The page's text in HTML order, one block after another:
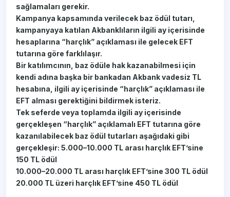
sağlamaları gerekir.
Kampanya kapsamında verilecek baz ödül tutarı,
kampanyaya katılan Akbanklıların ilgili ay içerisinde
hesaplarına “harçlık” açıklaması ile gelecek EFT
tutarına göre farklılaşır.
Bir katılımcının, baz ödüle hak kazanabilmesi için
kendi adına başka bir bankadan Akbank vadesiz TL
hesabına, ilgili ay içerisinde “harçlık” açıklaması ile
EFT alması gerektiğini bildirmek isteriz.
Tek seferde veya toplamda ilgili ay içerisinde
gerçekleşen “harçlık” açıklamalı EFT tutarına göre
kazanılabilecek baz ödül tutarları aşağıdaki gibi
gerçekleşir: 5.000–10.000 TL arası harçlık EFT’sine
150 TL ödül
10.000–20.000 TL arası harçlık EFT’sine 300 TL ödül
20.000 TL üzeri harçlık EFT’sine 450 TL ödül